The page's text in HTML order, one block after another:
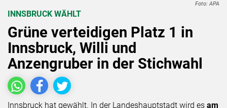
Foto: APA
INNSBRUCK WÄHLT
Grüne verteidigen Platz 1 in
Innsbruck, Willi und
Anzengruber in der Stichwahl
Innsbruck hat gewählt. In der Landeshauptstadt wird es am